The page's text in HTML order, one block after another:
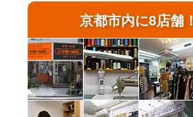
京都市内に8店舗！